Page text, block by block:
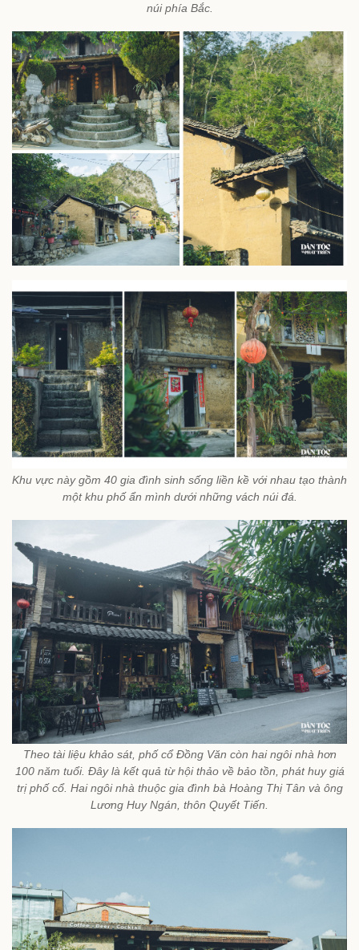
núi phía Bắc.
Khu vực này gồm 40 gia đình sinh sống liền kề với nhau tạo thành
một khu phố ẩn mình dưới những vách núi đá.
Theo tài liệu khảo sát, phố cổ Đồng Văn còn hai ngôi nhà hơn
100 năm tuổi. Đây là kết quả từ hội thảo về bảo tồn, phát huy giá
trị phố cổ. Hai ngôi nhà thuộc gia đình bà Hoàng Thị Tân và ông
Lương Huy Ngán, thôn Quyết Tiến.